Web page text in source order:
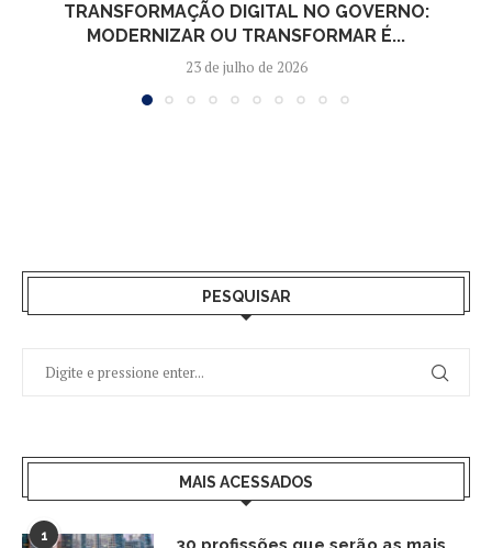
TRANSFORMAÇÃO DIGITAL NO GOVERNO:
MODERNIZAR OU TRANSFORMAR É...
23 de julho de 2026
PESQUISAR
MAIS ACESSADOS
1